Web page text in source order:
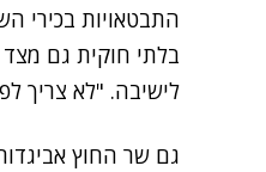
התבטאויות בכירי
בלתי חוקית גם מצד
לישיבה. "לא צריך
גם שר החוץ